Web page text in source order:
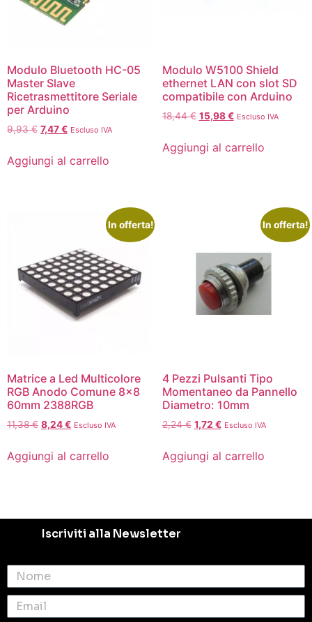
Modulo Bluetooth HC-05
Master Slave
Ricetrasmettitore Seriale
per Arduino
9,93€ 7,47€ Escluso IVA
Aggiungi al carrello
Modulo W5100 Shield
ethernet LAN con slot SD
compatibile con Arduino
18,44€ 15,98€ Escluso IVA
Aggiungi al carrello
In offerta!
Matrice a Led Multicolore
RGB Anodo Comune 8×8
60mm 2388RGB
11,38€ 8,24€ Escluso IVA
Aggiungi al carrello
In offerta!
4 Pezzi Pulsanti Tipo
Momentaneo da Pannello
Diametro: 10mm
2,24€ 1,72 € Escluso IVA
Aggiungi al carrello
Iscriviti alla Newsletter